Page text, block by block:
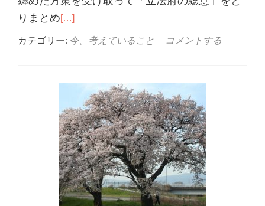
りまとめ[…]
カテゴリー: 今、考えていること コメントする